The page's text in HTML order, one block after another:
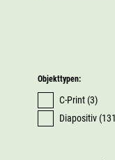
Objekttypen:
C-Print (3)
Diapositiv